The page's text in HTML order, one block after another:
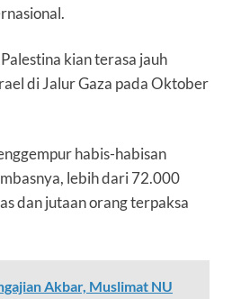
kian terasa jauh
di Jalur Gaza pada Oktober
habis-habisan
lebih dari 72.000
dan jutaan orang terpaksa
Akbar, Muslimat NU